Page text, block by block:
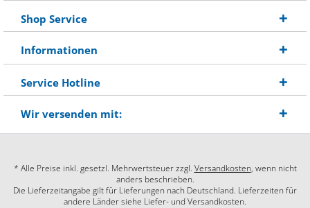
Shop Service
Informationen
Service Hotline
Wir versenden mit:
* Alle Preise inkl. gesetzl. Mehrwertsteuer zzgl. Versandkosten, wenn nicht
anders beschrieben.
Die Lieferzeitangabe gilt für Lieferungen nach Deutschland. Lieferzeiten für
andere Länder siehe Liefer- und Versandkosten.